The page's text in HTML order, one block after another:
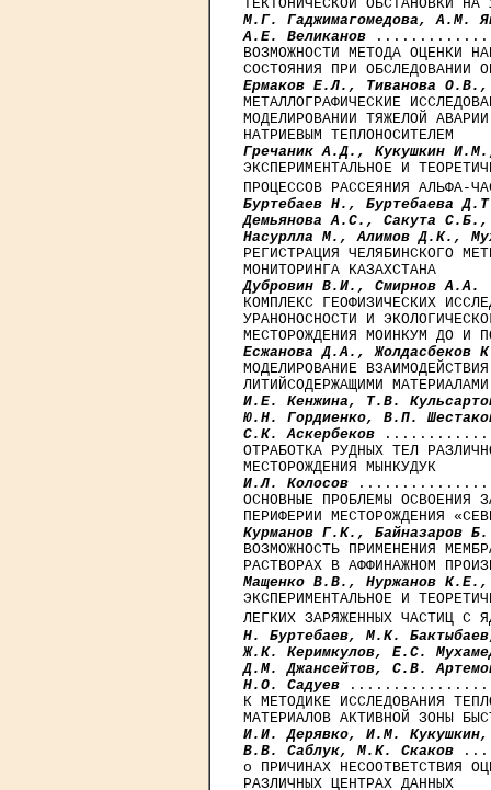
М.Г. Гаджимагомедова, A.M.
А.Е. Великанов
ВОЗМОЖНОСТИ МЕТОДА ОЦЕНКИ
Ермаков Е.Л., Тиванова
МЕТАЛЛОГРАФИЧЕСКИЕ
МОДЕЛИРОВАНИИ ТЯЖЕЛОЙ
Гречаник А.Д., Кукушкин
ЭКСПЕРИМЕНТАЛЬНОЕ И
ПРОЦЕССОВ РАССЕЯНИЯ АЛЬФА-
Буртебаев Н., Буртебаева
Демьянова A.C., Сакута
Насурлла М., Алимов Д.К.,
РЕГИСТРАЦИЯ ЧЕЛЯБИНСКОГО
Дубровин В.И., Смирнов А.А.
КОМПЛЕКС ГЕОФИЗИЧЕСКИХ
УРАНОНОСНОСТИ И
Есжанова Д.А., Жолдасбеков
МОДЕЛИРОВАНИЕ
И.Е. Кенжина, Т.В.
Ю.Н. Гордиенко, В.П.
С.К. Аскербеков
ОТРАБОТКА РУДНЫХ ТЕЛ
И.Л. Колосов
ОСНОВНЫЕ ПРОБЛЕМЫ ОСВОЕНИЯ
Курманов Г.К., Байназаров Б.
ВОЗМОЖНОСТЬ ПРИМЕНЕНИЯ
Мащенко В.В., Нуржанов
ЭКСПЕРИМЕНТАЛЬНОЕ И
ЛЕГКИХ ЗАРЯЖЕННЫХ ЧАСТИЦ С
Н. Буртебаев, М.К.
Ж.К. Керимкулов, Е.C.
Д.М. Джансейтов, С.В.
Н.О. Садуев
К МЕТОДИКЕ ИССЛЕДОВАНИЯ
И.И. Дерявко, И.М.
В.В. Саблук, М.К. Скаков
о ПРИЧИНАХ НЕСООТВЕТСТВИЯ